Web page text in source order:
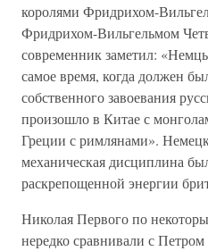
королями Фридрихом-
Фридрихом-Вильгельмом
современник заметил:
самое время, когда должен
собственного завоевания
произошло в Китае с
Греции с римлянами».
механическая дисциплина
раскрепощенной энергии
Николая Первого по
нередко сравнивали с